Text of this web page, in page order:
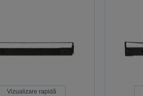
Vizualizare rapidă